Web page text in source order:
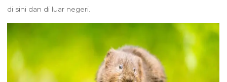
di sini dan di luar negeri.